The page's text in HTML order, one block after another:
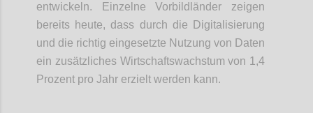
entwickeln. Einzelne Vorbildländer zeigen
bereits heute, dass durch die Digitalisierung
und die richtig eingesetzte Nutzung von Daten
ein zusätzliches Wirtschaftswachstum von 1,4
Prozent pro Jahr erzielt werden kann.